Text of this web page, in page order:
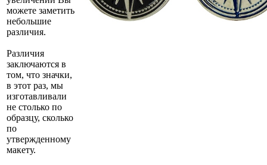
можете заметить
небольшие
различия.
Различия
заключаются в
том, что значки,
в этот раз, мы
изготавливали
не столько по
образцу, сколько
по
утвержденному
макету.